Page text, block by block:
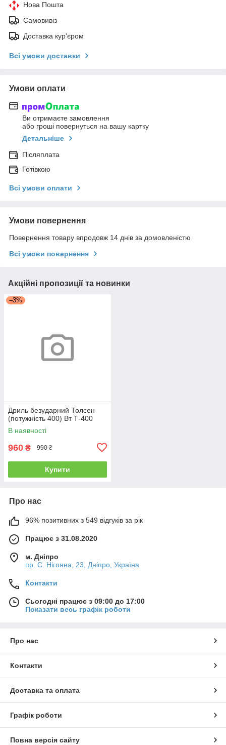
Нова Пошта
Самовивіз
Доставка кур'єром
Всі умови доставки
Умови оплати
Ви отримаєте замовлення
або гроші повернуться на вашу картку
Детальніше
Післяплата
Готівкою
Всі умови оплати
Умови повернення
Повернення товару впродовж 14 днів за домовленістю
Всі умови повернення
Акційні пропозиції та новинки
–3%
Дриль безударний Толсен
(потужність 400) Вт Т-400
В наявності
960 ₴ 990 ₴
Купити
Про нас
96% позитивних з 549 відгуків за рік
Працює з 31.08.2020
м. Дніпро
пр. С. Нігояна, 23, Дніпро, Україна
Контакти
Сьогодні працює з 09:00 до 17:00
Показати весь графік роботи
Про нас
Контакти
Доставка та оплата
Графік роботи
Повна версія сайту